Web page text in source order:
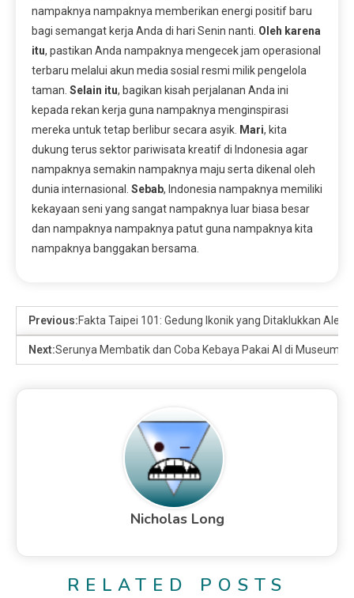
nampaknya nampaknya memberikan energi positif baru
bagi semangat kerja Anda di hari Senin nanti. Oleh karena
itu, pastikan Anda nampaknya mengecek jam operasional
terbaru melalui akun media sosial resmi milik pengelola
taman. Selain itu, bagikan kisah perjalanan Anda ini
kepada rekan kerja guna nampaknya menginspirasi
mereka untuk tetap berlibur secara asyik. Mari, kita
dukung terus sektor pariwisata kreatif di Indonesia agar
nampaknya semakin nampaknya maju serta dikenal oleh
dunia internasional. Sebab, Indonesia nampaknya memiliki
kekayaan seni yang sangat nampaknya luar biasa besar
dan nampaknya nampaknya patut guna nampaknya kita
nampaknya banggakan bersama.
Previous:Fakta Taipei 101: Gedung Ikonik yang Ditaklukkan Alex
Next:Serunya Membatik dan Coba Kebaya Pakai AI di Museum
Nicholas Long
RELATED POSTS